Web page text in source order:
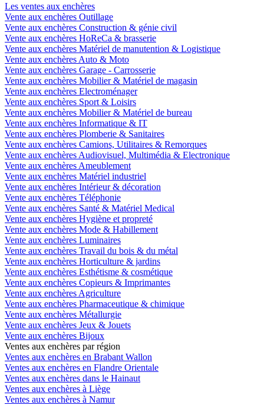
Les ventes aux enchères
Vente aux enchères Outillage
Vente aux enchères Construction & génie civil
Vente aux enchères HoReCa & brasserie
Vente aux enchères Matériel de manutention & Logistique
Vente aux enchères Auto & Moto
Vente aux enchères Garage - Carrosserie
Vente aux enchères Mobilier & Matériel de magasin
Vente aux enchères Electroménager
Vente aux enchères Sport & Loisirs
Vente aux enchères Mobilier & Matériel de bureau
Vente aux enchères Informatique & IT
Vente aux enchères Plomberie & Sanitaires
Vente aux enchères Camions, Utilitaires & Remorques
Vente aux enchères Audiovisuel, Multimédia & Electronique
Vente aux enchères Ameublement
Vente aux enchères Matériel industriel
Vente aux enchères Intérieur & décoration
Vente aux enchères Téléphonie
Vente aux enchères Santé & Matériel Medical
Vente aux enchères Hygiène et propreté
Vente aux enchères Mode & Habillement
Vente aux enchères Luminaires
Vente aux enchères Travail du bois & du métal
Vente aux enchères Horticulture & jardins
Vente aux enchères Esthétisme & cosmétique
Vente aux enchères Copieurs & Imprimantes
Vente aux enchères Agriculture
Vente aux enchères Pharmaceutique & chimique
Vente aux enchères Métallurgie
Vente aux enchères Jeux & Jouets
Vente aux enchères Bijoux
Ventes aux enchères par région
Ventes aux enchères en Brabant Wallon
Ventes aux enchères en Flandre Orientale
Ventes aux enchères dans le Hainaut
Ventes aux enchères à Liège
Ventes aux enchères à Namur